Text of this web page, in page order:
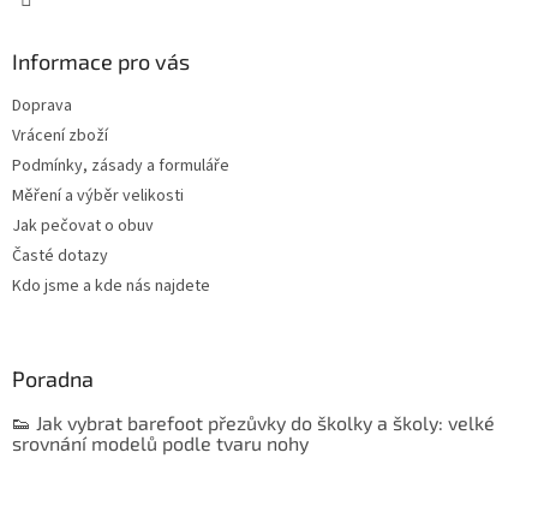
Informace pro vás
Doprava
Vrácení zboží
Podmínky, zásady a formuláře
Měření a výběr velikosti
Jak pečovat o obuv
Časté dotazy
Kdo jsme a kde nás najdete
Poradna
👟 Jak vybrat barefoot přezůvky do školky a školy: velké
srovnání modelů podle tvaru nohy